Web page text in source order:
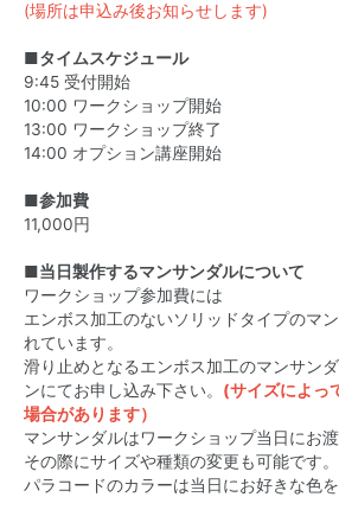
(場所は申込み後お知らせします)
■タイムスケジュール
9:45 受付開始
10:00 ワークショップ開始
13:00 ワークショップ終了
14:00 オプション講座開始
■参加費
11,000円
■当日製作するマンサンダルについて
ワークショップ参加費には
エンボス加工のないソリッドタイプのマ
れています。
滑り止めとなるエンボス加工のマンサン
ンにてお申し込み下さい。 (サイズによっ
場合があります）
マンサンダルはワークショップ当日にお渡
その際にサイズや種類の変更も可能です。
パラコードのカラーは当日にお好きな色を